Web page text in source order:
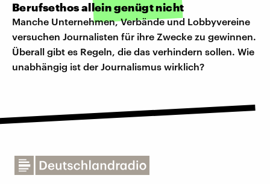
Berufsethos allein genügt nicht
Manche Unternehmen, Verbände und Lobbyvereine
versuchen Journalisten für ihre Zwecke zu gewinnen.
Überall gibt es Regeln, die das verhindern sollen. Wie
unabhängig ist der Journalismus wirklich?